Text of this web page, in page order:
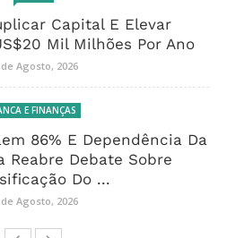
Capital E Elevar
Mil Milhões Por Ano
de Agosto, 2026
E FINANÇAS
86% E Dependência Da
Reabre Debate Sobre
Do ...
de Agosto, 2026